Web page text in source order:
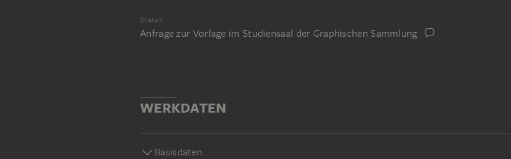
Status
Anfrage zur Vorlage im Studiensaal der Graphischen Sammlung
WERKDATEN
Basisdaten